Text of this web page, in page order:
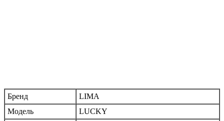
Бренд
LIMA
Модель
LUCKY